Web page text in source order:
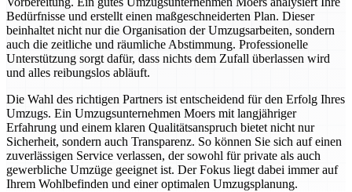
Bedürfnisse und erstellt einen maßgeschneiderten Plan. Dieser
beinhaltet nicht nur die Organisation der Umzugsarbeiten, sondern
auch die zeitliche und räumliche Abstimmung. Professionelle
Unterstützung sorgt dafür, dass nichts dem Zufall überlassen wird
und alles reibungslos abläuft.
Die Wahl des richtigen Partners ist entscheidend für den Erfolg Ihres
Umzugs. Ein Umzugsunternehmen Moers mit langjähriger
Erfahrung und einem klaren Qualitätsanspruch bietet nicht nur
Sicherheit, sondern auch Transparenz. So können Sie sich auf einen
zuverlässigen Service verlassen, der sowohl für private als auch
gewerbliche Umzüge geeignet ist. Der Fokus liegt dabei immer auf
Ihrem Wohlbefinden und einer optimalen Umzugsplanung.